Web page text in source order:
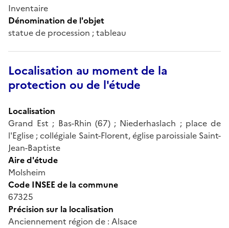
Inventaire
Dénomination de l'objet
statue de procession ; tableau
Localisation au moment de la
protection ou de l'étude
Localisation
Grand Est ; Bas-Rhin (67) ; Niederhaslach ; place de
l'Eglise ; collégiale Saint-Florent, église paroissiale Saint-
Jean-Baptiste
Aire d'étude
Molsheim
Code INSEE de la commune
67325
Précision sur la localisation
Anciennement région de : Alsace